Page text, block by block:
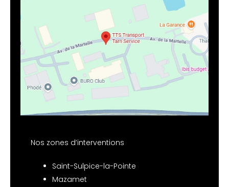
Nos zones d’interventions
Saint-Sulpice-la-Pointe
Mazamet